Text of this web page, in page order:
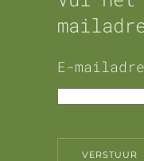
E-
VERSTUUR